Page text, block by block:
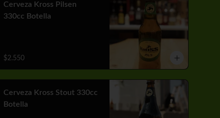
Cerveza Kross Pilsen
330cc Botella
$2.550
Cerveza Kross Stout 330cc
Botella